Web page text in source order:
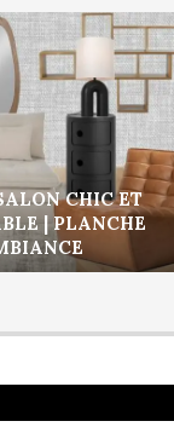
CHIC ET
| PLANCHE